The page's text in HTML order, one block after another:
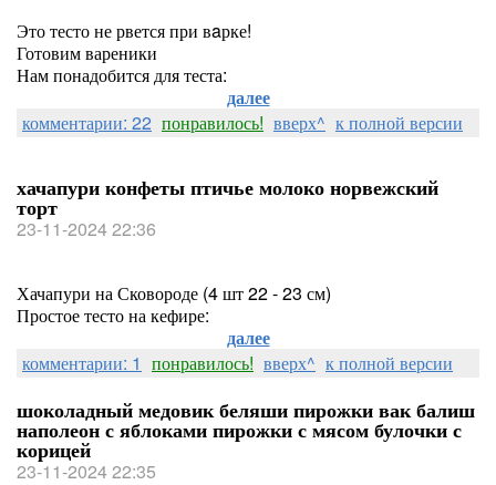
Это тесто не рвется при вaрке!
Готовим вареники
Нам понадобится для теста:
далее
комментарии: 22 понравилось! вверх^ к полной версии
хачапури конфеты птичье молоко норвежский
торт
23-11-2024 22:36
Хачапури на Сковороде (4 шт 22 - 23 см)
Простое тесто на кефире:
далее
комментарии: 1 понравилось! вверх^ к полной версии
шоколадный медовик беляши пирожки вак балиш
наполеон с яблоками пирожки с мясом булочки с
корицей
23-11-2024 22:35